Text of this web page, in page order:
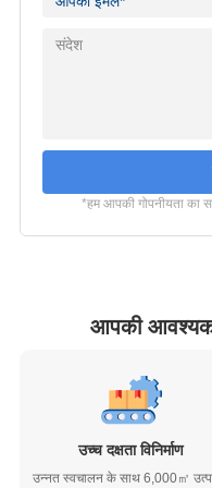
*हम आपकी गोपनीयता का
आपकी
उच्च दक्षता विनिर्माण
उन्नत स्वचालन के साथ 6,000㎡